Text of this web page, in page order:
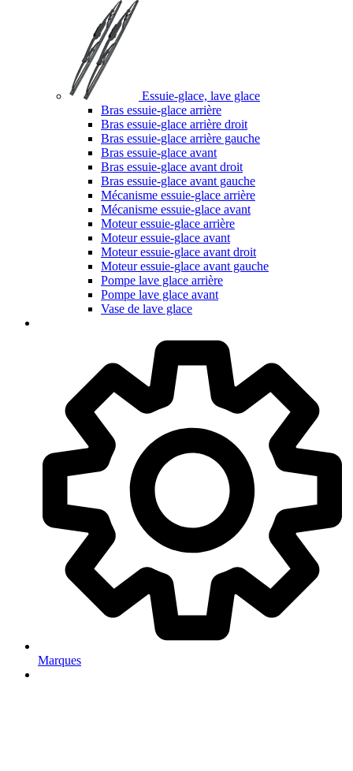
Essuie-glace, lave glace
Bras essuie-glace arrière
Bras essuie-glace arrière droit
Bras essuie-glace arrière gauche
Bras essuie-glace avant
Bras essuie-glace avant droit
Bras essuie-glace avant gauche
Mécanisme essuie-glace arrière
Mécanisme essuie-glace avant
Moteur essuie-glace arrière
Moteur essuie-glace avant
Moteur essuie-glace avant droit
Moteur essuie-glace avant gauche
Pompe lave glace arrière
Pompe lave glace avant
Vase de lave glace
Marques